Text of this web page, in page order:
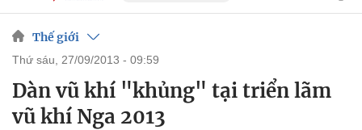
Thế giới
thứ sáu, 27/09/2013 - 09:59
Dàn vũ khí "khủng" tại triển lãm
vũ khí Nga 2013